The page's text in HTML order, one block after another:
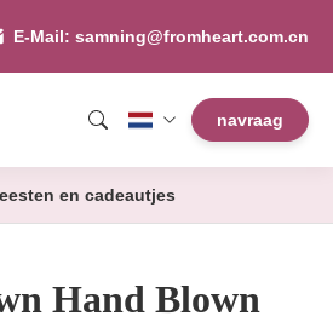
E-Mail: samning@fromheart.com.cn
navraag
en cadeautjes
Hand Blown